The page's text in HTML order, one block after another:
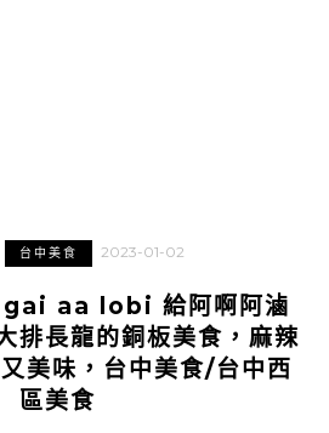
台中美食 2023-01-02
gai aa lobi 給阿啊阿滷
排長龍的銅板美食，麻辣
美味，台中美食/台中西
區美食